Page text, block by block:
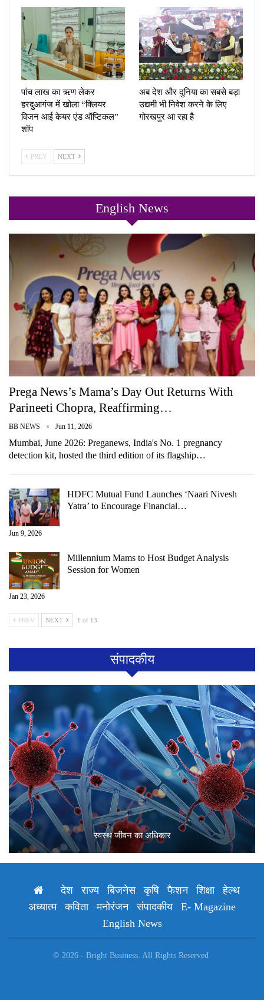
पांच लाख का ऋण लेकर
हरदुआगंज में खोला “क्लियर
विजन आई केयर एंड ऑप्टिकल”
शॉप
अब देश और दुनिया का सबसे बड़ा
उद्यमी भी निवेश करने के लिए
गोरखपुर आ रहा है
PREV NEXT
English News
Prega News’s Mama’s Day Out Returns With
Parineeti Chopra, Reaffirming…
BB NEWS Jun 11, 2026
Mumbai, June 2026: Preganews, India's No. 1 pregnancy
detection kit, hosted the third edition of its flagship…
HDFC Mutual Fund Launches ‘Naari Nivesh
Yatra’ to Encourage Financial…
Jun 9, 2026
Millennium Mams to Host Budget Analysis
Session for Women
Jan 23, 2026
PREV NEXT 1 of 13
संपादकीय
स्वस्थ जीवन का अधिकार
देश राज्य बिजनेस कृषि फैशन शिक्षा
हेल्थ
अध्यात्म
कविता मनोरंजन संपादकीय
E- Magazine
English News
© 2026 - Bright Business. All Rights Reserved.